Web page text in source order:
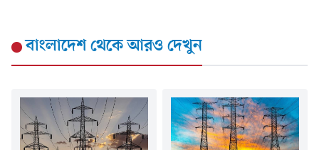
বাংলাদেশথেকে আরও দেখুন